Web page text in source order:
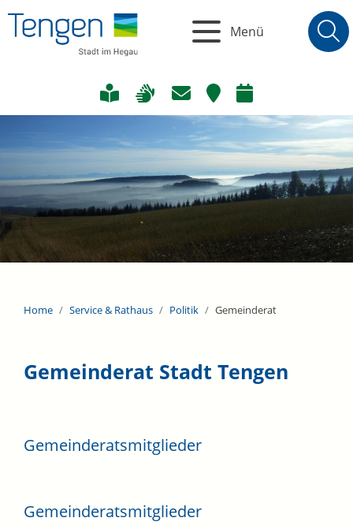
Menü
Home Service & Rathaus Politik Gemeinderat
Gemeinderat Stadt Tengen
Gemeinderatsmitglieder
Gemeinderatsmitglieder